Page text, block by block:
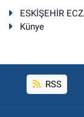
ESKİŞEHİR
Künye
RSS